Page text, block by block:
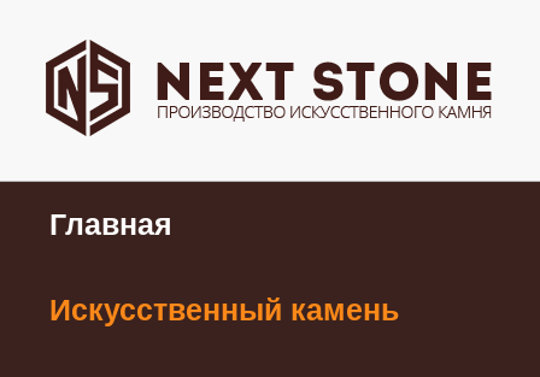
Главная
Искусственный камень